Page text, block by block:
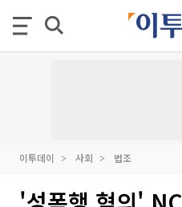
이투데이 사회 법조